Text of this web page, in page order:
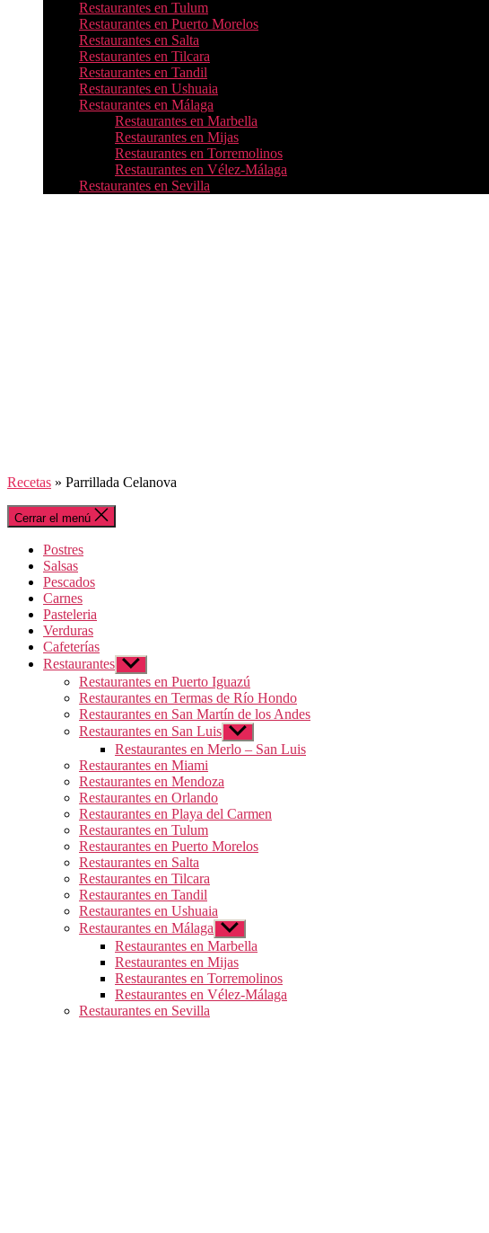
Restaurantes en Tulum
Restaurantes en Puerto Morelos
Restaurantes en Salta
Restaurantes en Tilcara
Restaurantes en Tandil
Restaurantes en Ushuaia
Restaurantes en Málaga
Restaurantes en Marbella
Restaurantes en Mijas
Restaurantes en Torremolinos
Restaurantes en Vélez-Málaga
Restaurantes en Sevilla
Recetas » Parrillada Celanova
Cerrar el menú
Postres
Salsas
Pescados
Carnes
Pasteleria
Verduras
Cafeterías
Restaurantes Mostrar
el
submenú
Restaurantes en Puerto Iguazú
Restaurantes en Termas de Río Hondo
Restaurantes en San Martín de los Andes
Restaurantes en San Luis Mostrar
el
submenú
Restaurantes en Merlo – San Luis
Restaurantes en Miami
Restaurantes en Mendoza
Restaurantes en Orlando
Restaurantes en Playa del Carmen
Restaurantes en Tulum
Restaurantes en Puerto Morelos
Restaurantes en Salta
Restaurantes en Tilcara
Restaurantes en Tandil
Restaurantes en Ushuaia
Restaurantes en Málaga Mostrar
el
submenú
Restaurantes en Marbella
Restaurantes en Mijas
Restaurantes en Torremolinos
Restaurantes en Vélez-Málaga
Restaurantes en Sevilla